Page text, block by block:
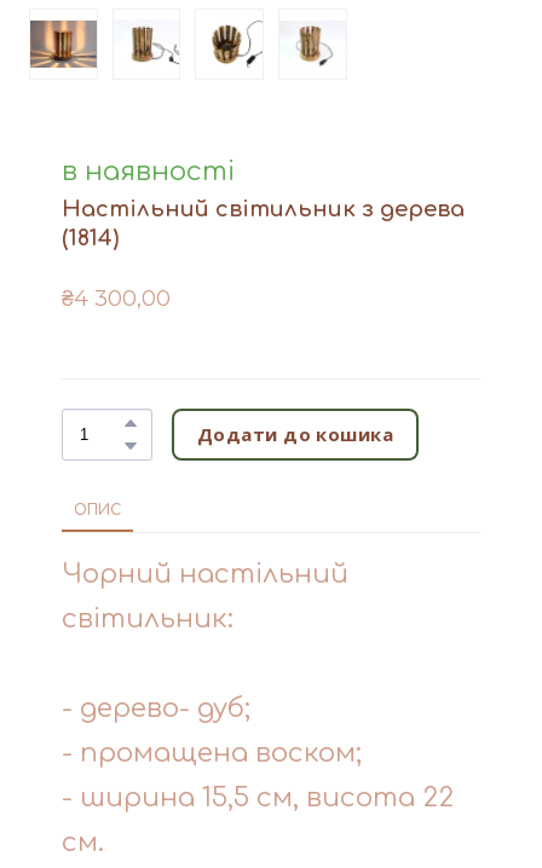
в наявності
Настільний світильник з дерева
(1814)
₴4 300,00
Додати до кошика
ОПИС
Чорний настільний
світильник:
- дерево- дуб;
- промащена воском;
- ширина 15,5 см, висота 22
см.